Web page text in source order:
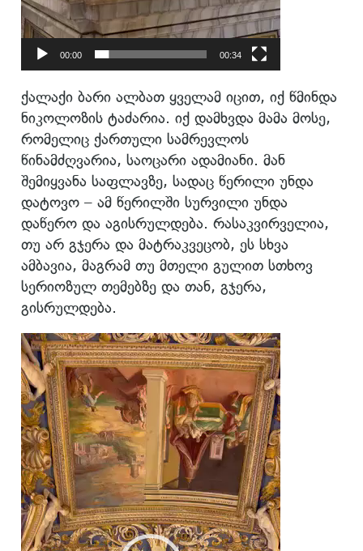
00:00 00:34
ქალაქი ბარი ალბათ ყველამ იცით, იქ წმინდა
ნიკოლოზის ტაძარია. იქ დამხვდა მამა მოსე,
რომელიც ქართული სამრევლოს
წინამძღვარია, საოცარი ადამიანი. მან
შემიყვანა საფლავზე, სადაც წერილი უნდა
დატოვო – ამ წერილში სურვილი უნდა
დაწერო და აგისრულდება. რასაკვირველია,
თუ არ გჯერა და მატრაკვეცობ, ეს სხვა
ამბავია, მაგრამ თუ მთელი გულით სთხოვ
სერიოზულ თემებზე და თან, გჯერა,
გისრულდება.
ვიდეო
დამკვრელი